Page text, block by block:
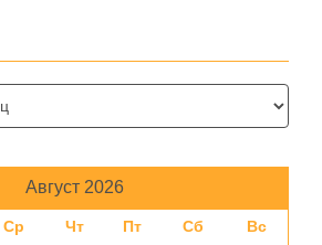
Август 2026
Ср Чт Пт Сб
Вс